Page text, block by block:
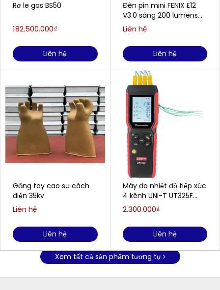
Rơ le gas BS50
182.500.000₫
Liên hệ
Găng tay cao su cách
điện 35kv
Liên hệ
Liên hệ
Đèn pin mini FENIX E12
V3.0 sáng 200 lumens
chiếu xa 78m
Liên hệ
Liên hệ
Máy đo nhiệt độ tiếp xúc
4 kênh UNI-T UT325F
(±0.1%+0.3℃)
2.300.000₫
Liên hệ
Xem tất cả sản phẩm tương tự